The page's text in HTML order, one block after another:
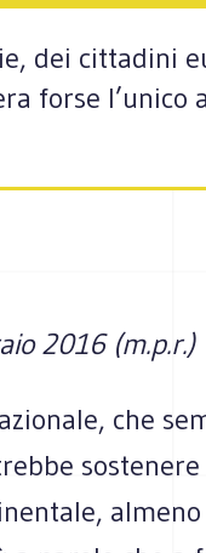
dei cittadini
forse
2016 (m.p.r.)
che
sostenere